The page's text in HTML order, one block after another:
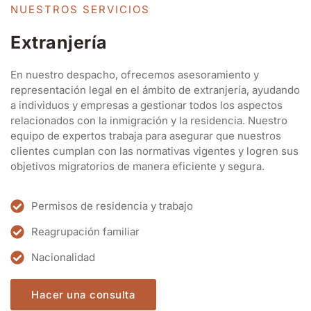
En nuestro despacho, ofrecemos asesoramiento y
representación legal en el ámbito de extranjería, ayudando
a individuos y empresas a gestionar todos los aspectos
relacionados con la inmigración y la residencia. Nuestro
equipo de expertos trabaja para asegurar que nuestros
clientes cumplan con las normativas vigentes y logren sus
objetivos migratorios de manera eficiente y segura.
Reagrupación familiar
Nacionalidad